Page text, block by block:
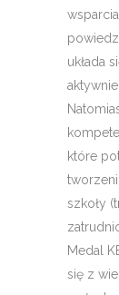
układa
które
szkoły
Medal
się z